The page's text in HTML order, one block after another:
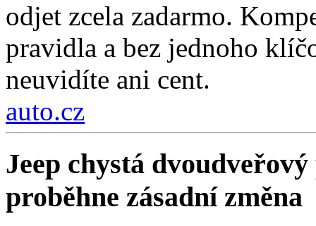
odjet zcela zadarmo.
pravidla a bez jednoho
neuvidíte ani cent.
auto.cz
Jeep chystá
proběhne zásadní změna